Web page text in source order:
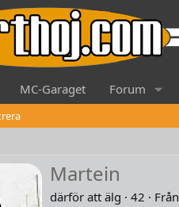
MC-Garaget Forum
Martein
därför att älg · 42 · Från